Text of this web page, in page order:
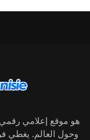
وحول العالم. يغطي